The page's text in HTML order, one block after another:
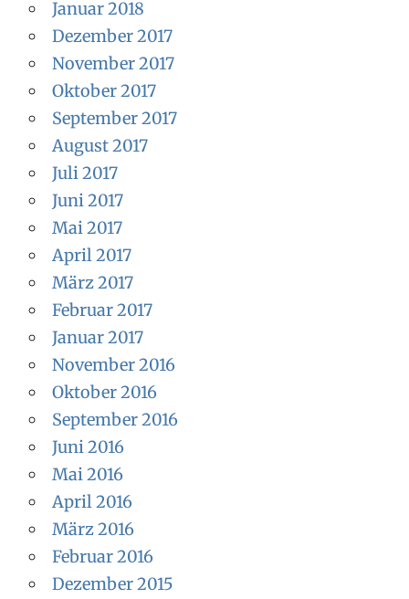
Januar 2018
Dezember 2017
November 2017
Oktober 2017
September 2017
August 2017
Juli 2017
Juni 2017
Mai 2017
April 2017
März 2017
Februar 2017
Januar 2017
November 2016
Oktober 2016
September 2016
Juni 2016
Mai 2016
April 2016
März 2016
Februar 2016
Dezember 2015